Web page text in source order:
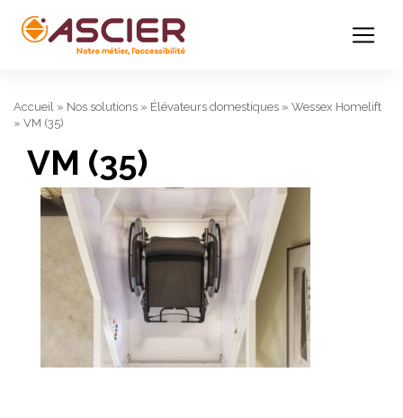
Accueil » Nos solutions » Élévateurs domestiques » Wessex Homelift
» VM (35)
VM (35)